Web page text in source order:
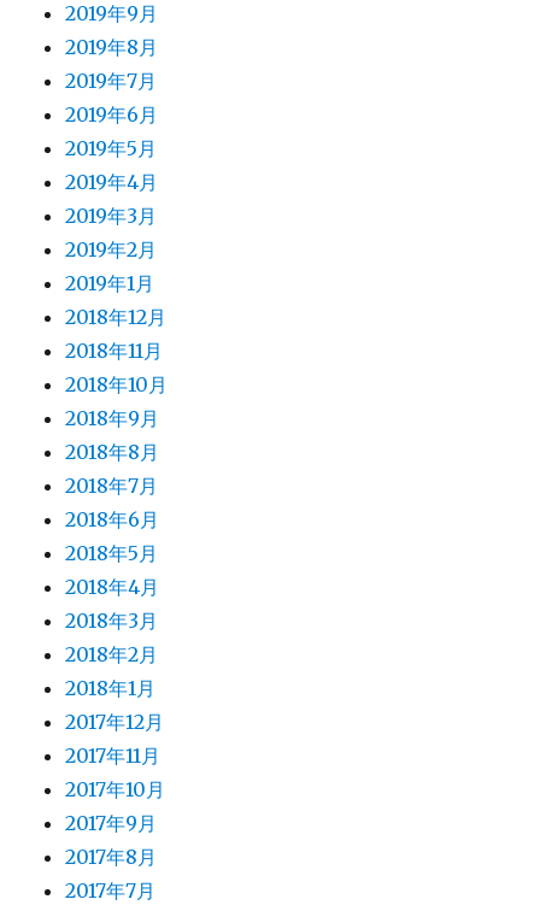
2019年9月
2019年8月
2019年7月
2019年6月
2019年5月
2019年4月
2019年3月
2019年2月
2019年1月
2018年12月
2018年11月
2018年10月
2018年9月
2018年8月
2018年7月
2018年6月
2018年5月
2018年4月
2018年3月
2018年2月
2018年1月
2017年12月
2017年11月
2017年10月
2017年9月
2017年8月
2017年7月